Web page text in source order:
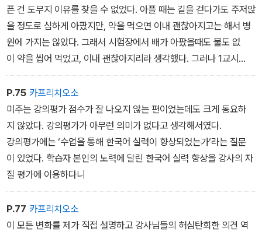
픈 건 도무지 이유를 찾을 수 없었다. 아플 때는 길을 걷다가도 주저앉
을 정도로 심하게 아팠지만, 약을 먹으면 이내 괜찮아지고는 해서 병
원에 가지는 않았다. 그래서 시험장에서 배가 아팠을때도 물도 없
이 약을 씹어 먹었고, 이내 괜찮아지리라 생각했다. 그러나 1교시
에 시작된 복통은 2교시, 3교시까지 이어졌고 3교시에는비명을 지르
지 않기 위해 이를 악물어야 하는 지경에 이르렀다. 선이는 식은땀
을 흘리며 배를 움켜쥐었다. 정신을 잃을 것만 같았다. 감독관이 선이
에게 다가와 괜찮냐고 속삭였을 때 선이는 울고 있었다. 처음부터 3
년을 계획하고 시작한 시험이었다. 그날이 마지막이었고, 선이는 자
신이 모두 망쳐버렸다는 것을 알았다.
모교 취업지원팀에서 한국어 강사 국가고시 대비 과정이 개설된다는
메일을 받았을 때 선이는 시험이라면 지긋지긋하다고 생각했지만 사
실 시험공부 말고는 할 줄 아는 게 없었다.
P.75 카프리치오소
미주는 강의평가 점수가 잘 나오지 않는 편이었는데도 크게 동요하
지 않았다. 강의평가가 아무런 의미가 없다고 생각해서였다.
강의평가에는 ‘수업을 통해 한국어 실력이 향상되었는가‘라는 질문
이 있었다. 학습자 본인의 노력에 달린 한국어 실력 향상을 강사의 자
질 평가에 이용하다니
P.77 카프리치오소
이 모든 변화를 제가 직접 설명하고 강사님들의 허심탄회한 의견 역